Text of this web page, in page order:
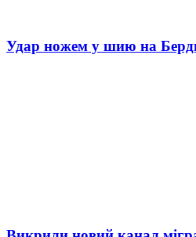
Удар ножем у шию на